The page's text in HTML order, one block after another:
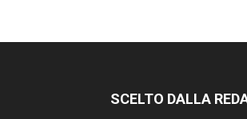
SCELTO DALLA